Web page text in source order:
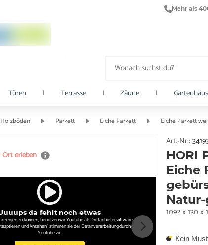
Mehr als
Türen | Terrasse | Zäune |
Holzböden Parkett Eiche Parkett Eiche Parkett
erleben
da fehlt noch etwas
zu können, benutzen wir Youtube als Drittanbietersoftware.
und Ansehen" stimmen sie der Datenverarbeitung durch
Youtube zu.
Art.-Nr.:
HORI
Eiche
1092 x 130 x
Kein